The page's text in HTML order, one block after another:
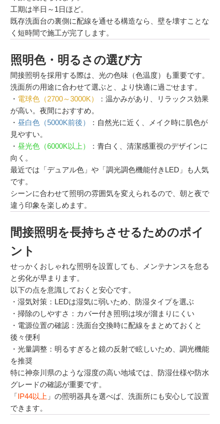
工期は半日～1日ほど。
既存洗面台の裏側に配線を通せる構造なら、壁を壊すことな
く短時間で施工が完了します。
照明色・明るさの選び方
間接照明を採用する際は、光の色味（色温度）も重要です。
洗面所の用途に合わせて選ぶと、より快適に過ごせます。
・ 電球色（2700～3000K）
：温かみがあり、リラックス効果
が高い。夜間におすすめ。
・ 昼白色（5000K前後）
：自然光に近く、メイク時に肌色が
見やすい。
・ 昼光色（6000K以上）
：青白く、清潔感重視のデザインに
向く。
最近では「デュアル色」や「調光調色機能付きLED」も人気
です。
シーンに合わせて照明の雰囲気を変えられるので、朝と夜で
違う印象を楽しめます。
間接照明を長持ちさせるためのポイ
ント
せっかくおしゃれな照明を設置しても、メンテナンスを怠る
と劣化が早まります。
以下の点を意識しておくと安心です。
・湿気対策：LEDは湿気に弱いため、防湿タイプを選ぶ
・掃除のしやすさ：カバー付き照明は埃が溜まりにくい
・電源位置の確認：洗面台交換時に配線をまとめておくと
後々便利
・光量調整：明るすぎると鏡の反射で眩しいため、調光機能
を推奨
特に神奈川県のような湿度の高い地域では、防湿仕様や防水
グレードの確認が重要です。
「IP44以上 」の照明器具を選べば、洗面所にも安心して設置
できます。